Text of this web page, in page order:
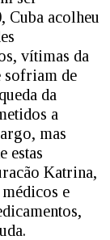
Cuba acolheu
vítimas da
sofriam de
da
a
mas
estas
Katrina,
e